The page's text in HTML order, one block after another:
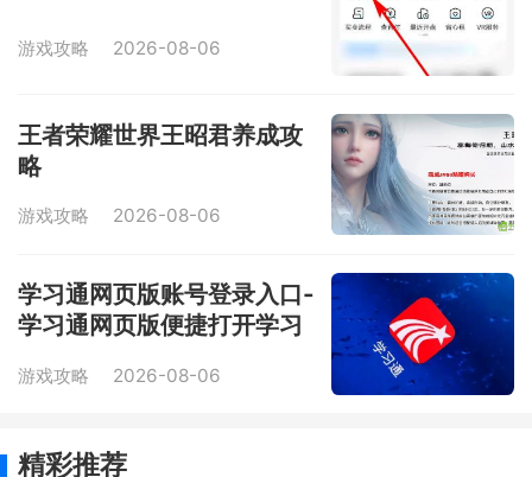
游戏攻略 2026-08-06
王者荣耀世界王昭君养成攻
略
游戏攻略 2026-08-06
学习通网页版账号登录入口-
学习通网页版便捷打开学习
游戏攻略 2026-08-06
精彩推荐